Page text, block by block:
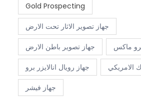
Gold Prospecting
جهاز تصوير الاثار تحت الارض
جهاز تصوير باطن الارض ماكس
جهاز رويال انالايزر برو الامريكي
جهاز فيشر